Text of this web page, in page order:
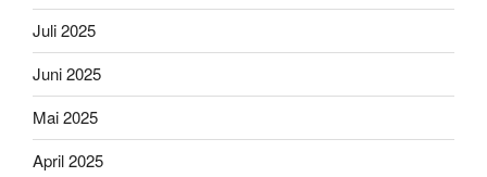
Juli 2025
Juni 2025
Mai 2025
April 2025